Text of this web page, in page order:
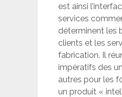
est ainsi
services
déterminent les
clients et les
fabrication. Il
impératifs des
autres pour les
un produit «